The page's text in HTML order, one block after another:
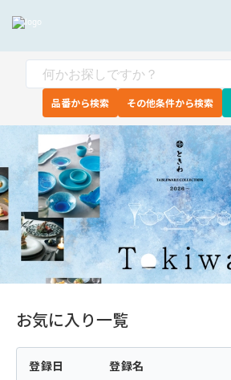
品番から検索 その他条件から検索
お気に入り一覧
登録日 登録名